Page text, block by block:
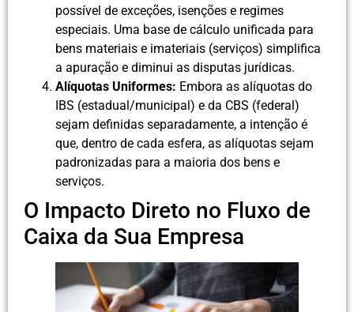
possível de exceções, isenções e regimes
especiais. Uma base de cálculo unificada para
bens materiais e imateriais (serviços) simplifica
a apuração e diminui as disputas jurídicas.
Alíquotas Uniformes: Embora as alíquotas do
IBS (estadual/municipal) e da CBS (federal)
sejam definidas separadamente, a intenção é
que, dentro de cada esfera, as alíquotas sejam
padronizadas para a maioria dos bens e
serviços.
O Impacto Direto no Fluxo de
Caixa da Sua Empresa